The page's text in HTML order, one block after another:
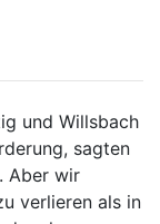
und Willsbach
sagten
Aber wir
verlieren als in